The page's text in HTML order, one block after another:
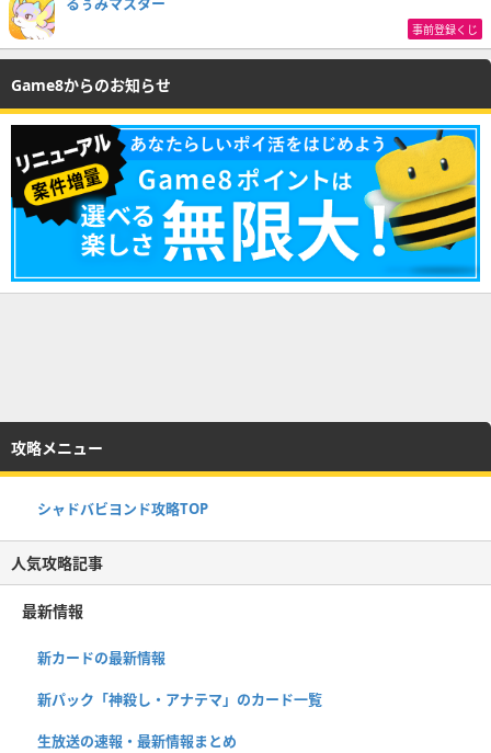
事前登録くじ
Game8からのお知らせ
攻略メニュー
シャドバビヨンド攻略TOP
人気攻略記事
最新情報
新カードの最新情報
新パック「神殺し・アナテマ」のカード一覧
生放送の速報・最新情報まとめ